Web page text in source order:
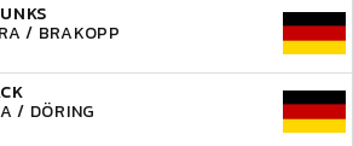
/ BRAKOPP
/ DÖRING